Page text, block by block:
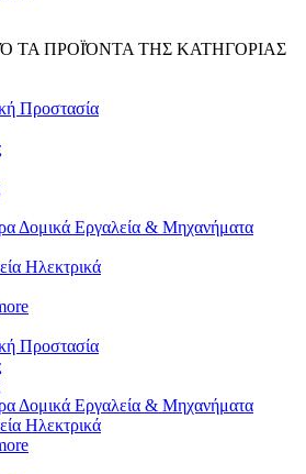
ΤΑ ΠΡΟΪΌΝΤΑ ΤΗΣ ΚΑΤΗΓΟΡΙΑΣ
Προστασία
Δομικά Εργαλεία & Μηχανήματα
Ηλεκτρικά
Προστασία
Δομικά Εργαλεία & Μηχανήματα
Ηλεκτρικά